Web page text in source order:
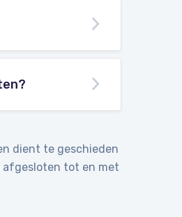
dient te geschieden
afgesloten tot en met